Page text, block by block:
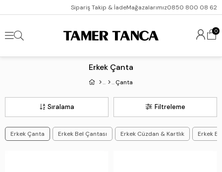
Sipariş Takip & İadeMağazalarımız0850 800 08 62
0
Erkek Çanta
Çanta
Filtreleme
Sıralama
Erkek Çanta Erkek Bel Çantası Erkek Cüzdan & Kartlık Erkek El